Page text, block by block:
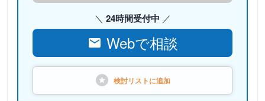
24時間受付中
Webで相談
検討リストに追加